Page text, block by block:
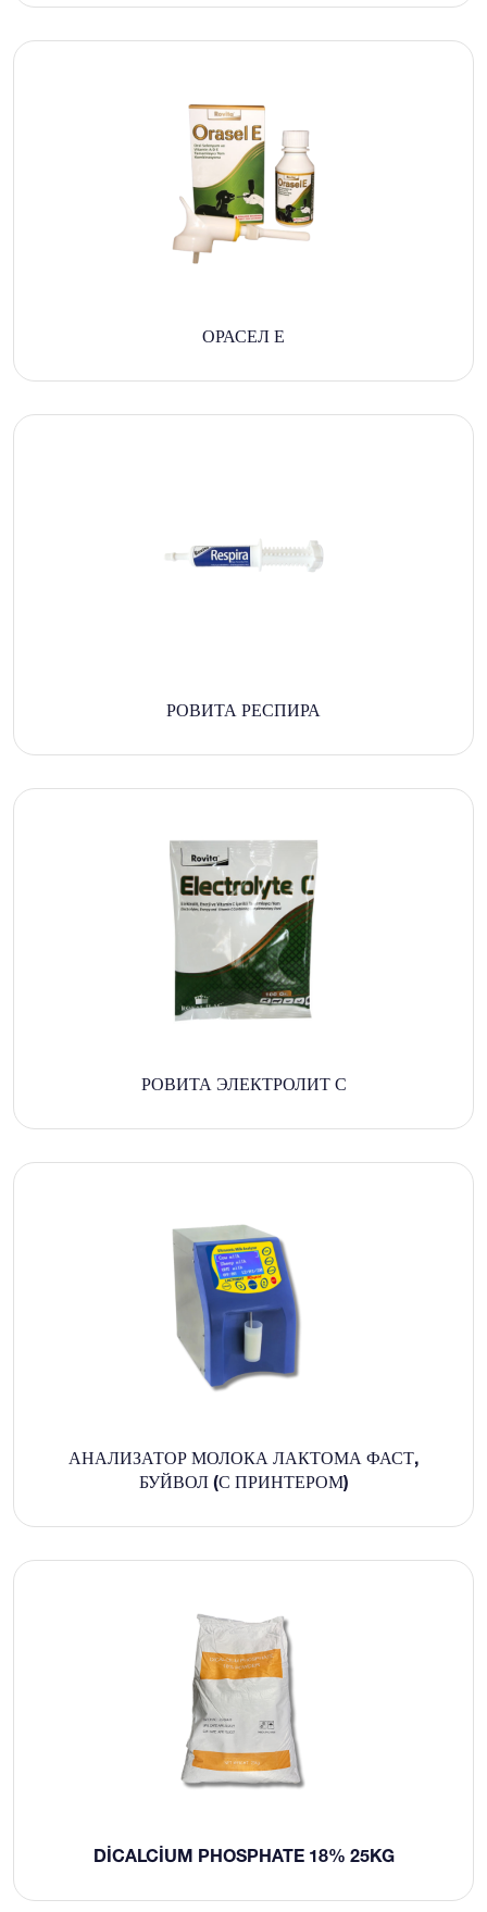
ОРАСЕЛ Е
РОВИТА РЕСПИРА
РОВИТА ЭЛЕКТРОЛИТ С
АНАЛИЗАТОР МОЛОКА ЛАКТОМА ФАСТ,
БУЙВОЛ (С ПРИНТЕРОМ)
DICALCIUM PHOSPHATE 18% 25KG